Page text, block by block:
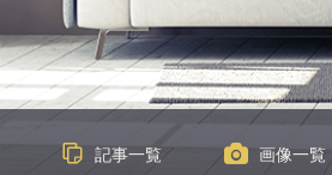
記事一覧 画像一覧